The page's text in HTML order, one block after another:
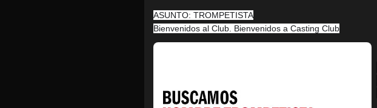
ASUNTO: TROMPETISTA
Bienvenidos al Club. Bienvenidos a Casting Club